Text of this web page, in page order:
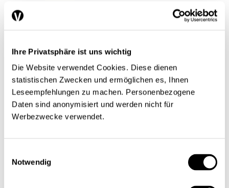
Ihre Privatsphäre ist uns wichtig
Die Website verwendet Cookies. Diese dienen
statistischen Zwecken und ermöglichen es, Ihnen
Leseempfehlungen zu machen. Personenbezogene
Daten sind anonymisiert und werden nicht für
Werbezwecke verwendet.
Notwendig
Abo
Schwerpunkte
Themen
Finanzen / Steuern
Finanzmärkte
International
Meinungen
Interview